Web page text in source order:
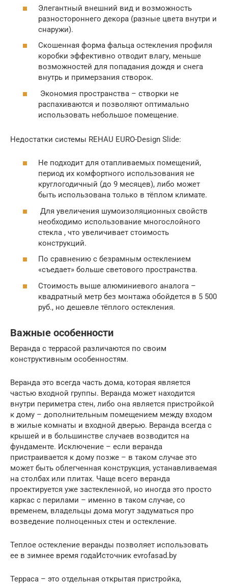
Элегантный внешний вид и возможность
разностороннего декора (разные цвета внутри и
снаружи).
Скошенная форма фальца остекления профиля
коробки эффективно отводит влагу, меньше
возможностей для попадания дождя и снега
внутрь и примерзания створок.
Экономия пространства – створки не
распахиваются и позволяют оптимально
использовать небольшое помещение.
Недостатки системы REHAU EURO-Design Slide:
Не подходит для отапливаемых помещений,
период их комфортного использования не
круглогодичный (до 9 месяцев), либо может
быть использована только в тёплом климате.
Для увеличения шумоизоляционных свойств
необходимо использование многослойного
стекла , что увеличивает стоимость
конструкций.
По сравнению с безрамным остеклением
«съедает» больше светового пространства.
Стоимость выше алюминиевого аналога –
квадратный метр без монтажа обойдется в 5 500
руб., но дешевле тёплого остекления.
Важные особенности
Веранда с террасой различаются по своим
конструктивным особенностям.
Веранда это всегда часть дома, которая является
частью входной группы. Веранда может находится
внутри периметра стен, либо она является пристройкой
к дому – дополнительным помещением между входом
в жилые комнаты и входной дверью. Веранда всегда с
крышей и в большинстве случаев возводится на
фундаменте. Исключение – если веранда
пристраивается к дому позже – в таком случае это
может быть облегченная конструкция, устанавливаемая
на столбах или плитах. Чаще всего веранда
проектируется уже застекленной, но иногда это просто
каркас с перилами – именно в таком случае, со
временем, владельцы дома могут задуматься про
возведение полноценных стен и остекление.
Теплое остекление веранды позволяет использовать
ее в зимнее время годаИсточник evrofasad.by
Терраса – это отдельная открытая пристройка,